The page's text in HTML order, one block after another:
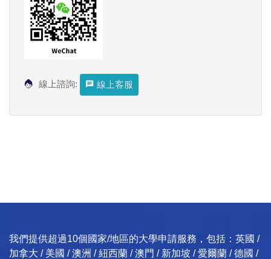
線上諮詢: 線上客服
我們提供超過10個國家/地區的大學申請服務，包括：英國 /
加拿大 / 美國 / 澳洲 / 紐西蘭 / 澳門 / 新加坡 / 愛爾蘭 / 德國 /